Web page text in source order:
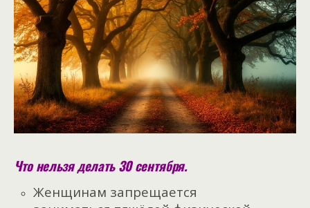
Что нельзя делать 30 сентября.
Женщинам запрещается